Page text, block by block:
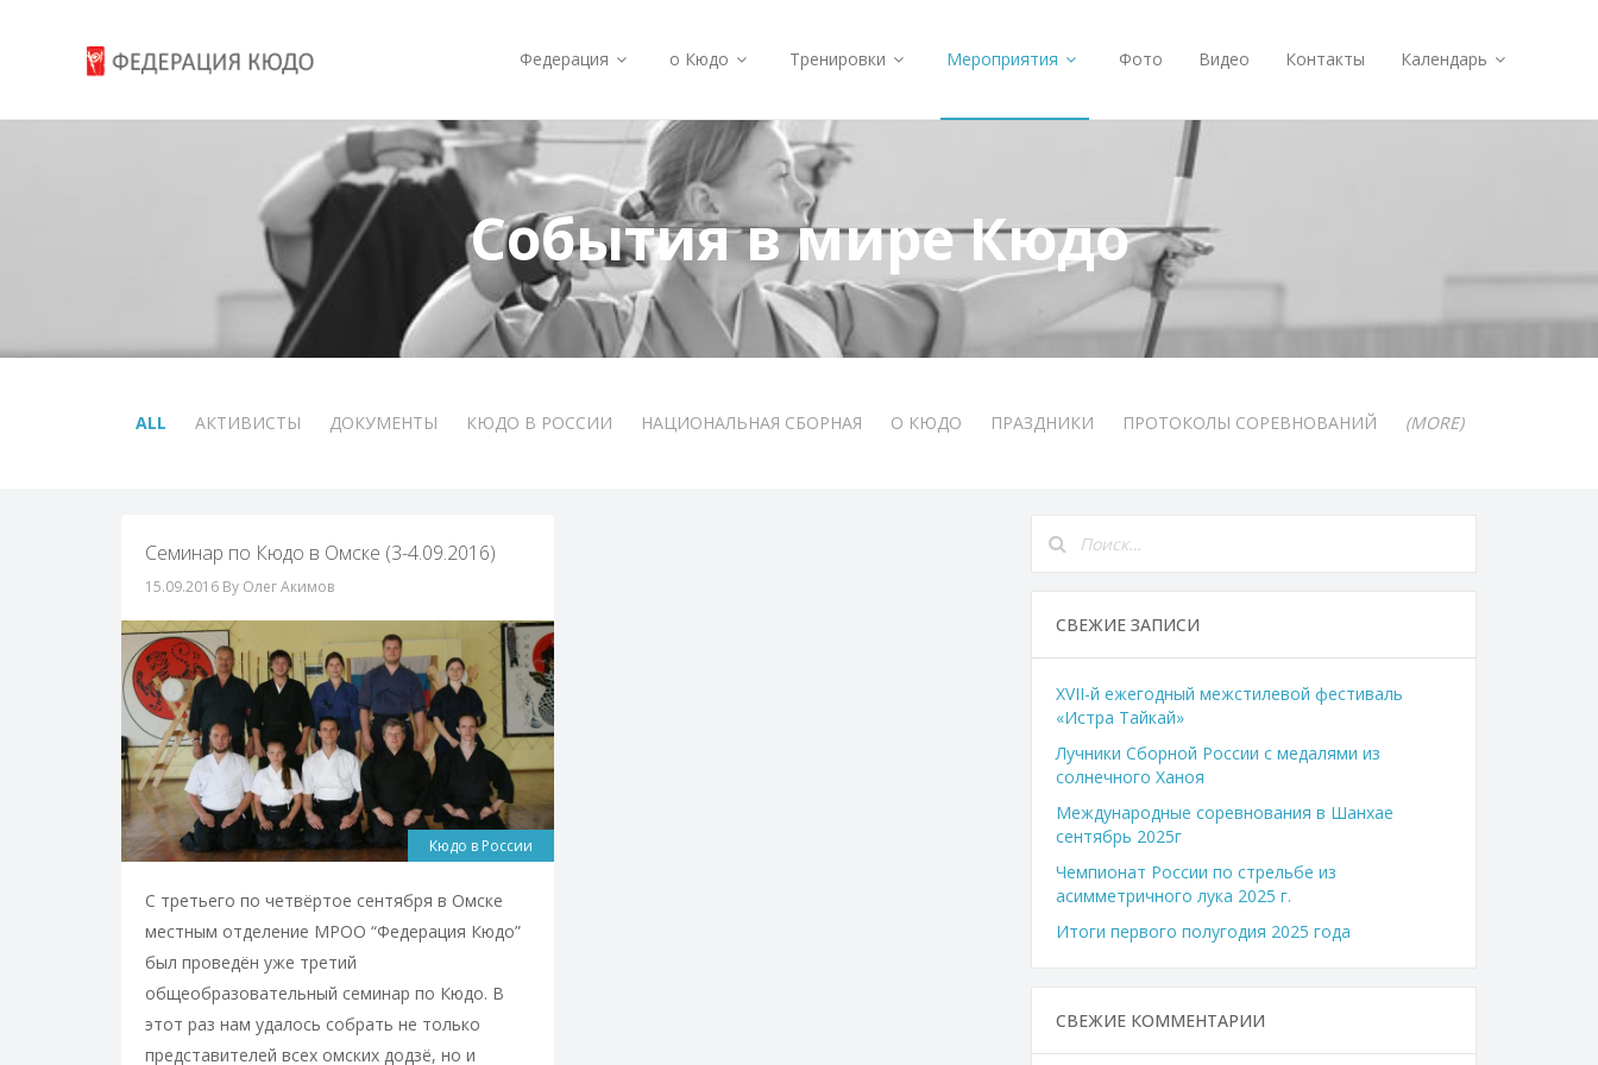
Федерация о Кюдо Тренировки Мероприятия Фото Видео Контакты Календарь
События в мире Кюдо
ALL АКТИВИСТЫ ДОКУМЕНТЫ КЮДО В РОССИИ НАЦИОНАЛЬНАЯ СБОРНАЯ О КЮДО ПРАЗДНИКИ ПРОТОКОЛЫ СОРЕВНОВАНИЙ (MORE)
Семинар по Кюдо в Омске (3-4.09.2016)
15.09.2016 By Олег Акимов
Кюдо в России
С третьего по четвёртое сентября в Омске
местным отделение МРОО “Федерация Кюдо”
был проведён уже третий
общеобразовательный семинар по Кюдо. В
этот раз нам удалось собрать не только
представителей всех омских додзё, но и
СВЕЖИЕ ЗАПИСИ
XVII-й ежегодный межстилевой фестиваль
«Истра Тайкай»
Лучники Сборной России с медалями из
солнечного Ханоя
Международные соревнования в Шанхае
сентябрь 2025г
Чемпионат России по стрельбе из
асимметричного лука 2025 г.
Итоги первого полугодия 2025 года
СВЕЖИЕ КОММЕНТАРИИ